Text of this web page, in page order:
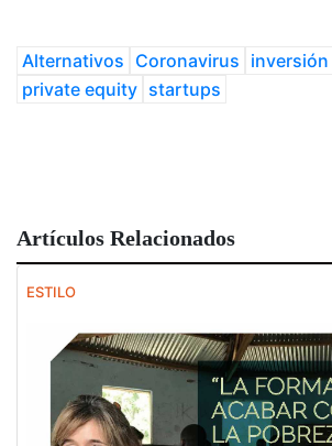
Alternativos Coronavirus
private equity startups
Artículos Relacionados
ESTILO